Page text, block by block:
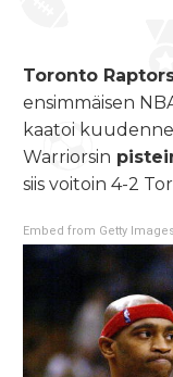
Toronto
ensimmäisen
kaatoi
Warriorsin
siis voitoin 4-2
Embed from Getty Images